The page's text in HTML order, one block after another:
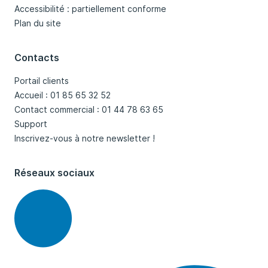
Accessibilité : partiellement conforme
Plan du site
Contacts
Portail clients
Accueil : 01 85 65 32 52
Contact commercial : 01 44 78 63 65
Support
Inscrivez-vous à notre newsletter !
Réseaux sociaux